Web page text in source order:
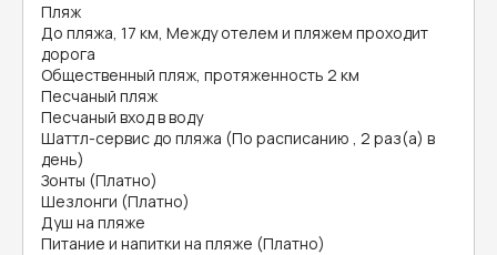
Пляж
До пляжа, 17 км, Между отелем и пляжем проходит
дорога
Общественный пляж, протяженность 2 км
Песчаный пляж
Песчаный вход в воду
Шаттл-сервис до пляжа (По расписанию , 2 раз(а) в
день)
Зонты (Платно)
Шезлонги (Платно)
Душ на пляже
Питание и напитки на пляже (Платно)